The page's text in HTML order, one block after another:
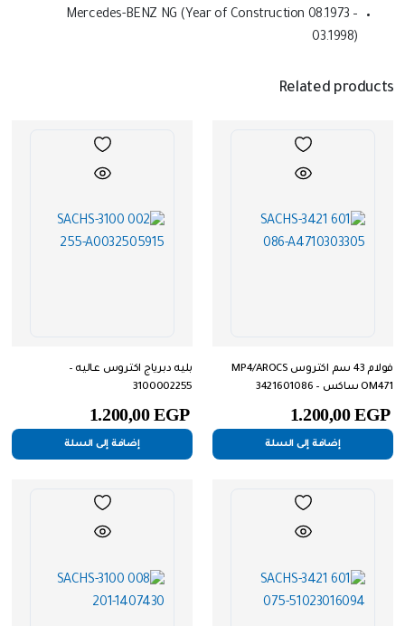
Mercedes-BENZ NG (Year of Construction 08.1973 –
03.1998)
Related products
فولام 43 سم اكتروس MP4/AROCS
OM471 ساكس – 3421601086
1.200,00EGP
إضافة إلى السلة
بليه دبرياج اكتروس عاليه –
3100002255
1.200,00EGP
إضافة إلى السلة